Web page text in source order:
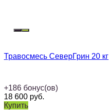
Травосмесь СеверГрин 20 кг
+186 бонус(ов)
18 600 руб.
Купить